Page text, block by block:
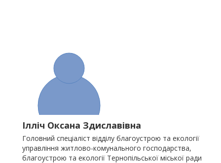
Ілліч Оксана Здиславівна
Головний спеціаліст відділу благоустрою та екології
управління житлово-комунального господарства,
благоустрою та екології Тернопільської міської ради